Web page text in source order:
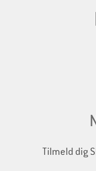
Tilmeld dig